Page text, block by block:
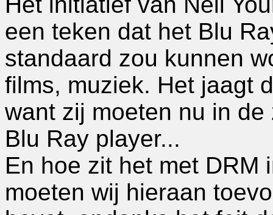
een teken dat het Blu
standaard zou kunnen
films, muziek. Het jaagt
want zij moeten nu in
Blu Ray player...
En hoe zit het met DRM
moeten wij hieraan